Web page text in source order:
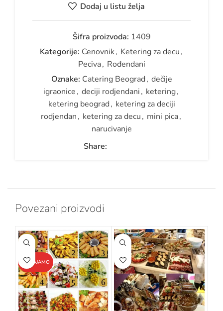
Dodaj u listu želja
Šifra proizvoda: 1409
Kategorije: Cenovnik, Ketering za decu,
Peciva, Rođendani
Oznake: Catering Beograd, dečije
igraonice, deciji rodjendani, ketering,
ketering beograd, ketering za deciji
rodjendan, ketering za decu, mini pica,
narucivanje
Share:
Povezani proizvodi
-7%
IZDVAJAMO